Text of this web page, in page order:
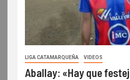
LIGA CATAMARQUEÑA VIDEOS
Aballay: «Hay que